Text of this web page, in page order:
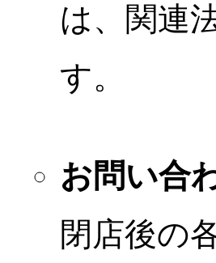
は、関連
す。
お問い合
閉店後の